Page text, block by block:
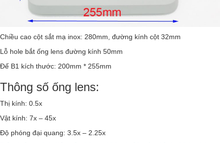
Chiều cao cột sắt mạ inox: 280mm, đường kính cột 32mm
Lỗ hole bắt ống lens đường kính 50mm
Đế B1 kích thước: 200mm * 255mm
Thông số ống lens:
Thị kính: 0.5x
Vật kính: 7x – 45x
Độ phóng đại quang: 3.5x – 2.25x